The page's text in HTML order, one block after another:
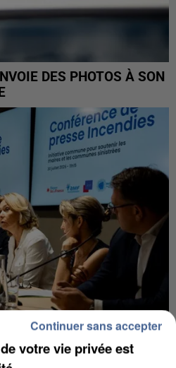
DES PHOTOS À SON
LANCE UN ÉLAN
votre vie privée est
Continuer sans accepter